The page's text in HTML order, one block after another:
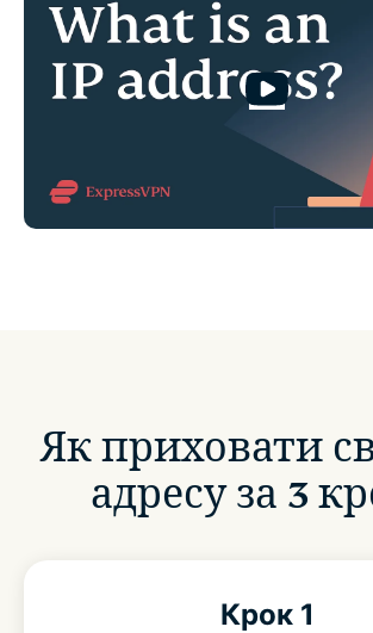
Як приховати
адресу за 3
Крок 1